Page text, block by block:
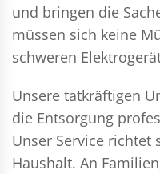
und bringen die
müssen sich keine
schweren
Unsere tatkräftigen
die Entsorgung
Unser Service richtet
Haushalt. An